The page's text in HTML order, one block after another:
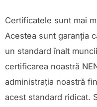
Certificatele sunt mai
Acestea sunt garanția
un standard înalt
certificarea noastră
administrația noastră
acest standard ridicat.